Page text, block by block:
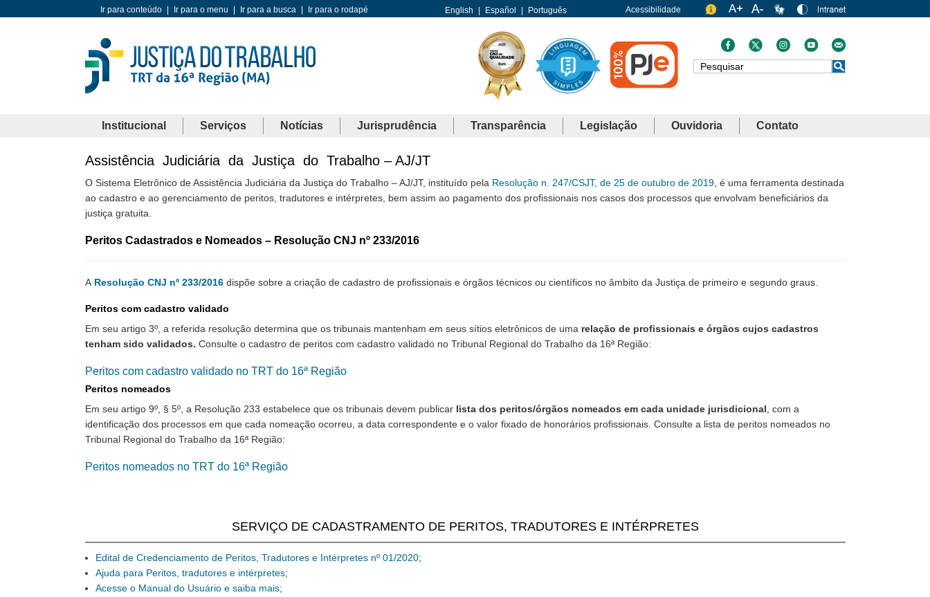
Ir para conteúdo Ir para o menu Ir para a busca Ir para o rodapé English Español Português Acessibilidade
Busca
Institucional Serviços Notícias Jurisprudência Transparência Legislação Ouvidoria Contato
Assistência Judiciária da Justiça do Trabalho – AJ/JT
O Sistema Eletrônico de Assistência Judiciária da Justiça do Trabalho – AJ/JT, instituído pela Resolução n. 247/CSJT, de 25 de outubro de 2019, é uma ferramenta destinada
ao cadastro e ao gerenciamento de peritos, tradutores e intérpretes, bem assim ao pagamento dos profissionais nos casos dos processos que envolvam beneficiários da
justiça gratuita.
Peritos Cadastrados e Nomeados – Resolução CNJ nº 233/2016
A Resolução CNJ nº 233/2016dispõe sobre a criação de cadastro de profissionais e órgãos técnicos ou científicos no âmbito da Justiça de primeiro e segundo graus.
Peritos com cadastro validado
Em seu artigo 3º, a referida resolução determina que os tribunais mantenham em seus sítios eletrônicos de uma relação de profissionais e órgãos cujos cadastros
tenham sido validados. Consulte o cadastro de peritos com cadastro validado no Tribunal Regional do Trabalho da 16ª Região:
Peritos com cadastro validado no TRT do 16ª Região
Peritos nomeados
Em seu artigo 9º, § 5º, a Resolução 233 estabelece que os tribunais devem publicar lista dos peritos/órgãos nomeados em cada unidade jurisdicional , com a
identificação dos processos em que cada nomeação ocorreu, a data correspondente e o valor fixado de honorários profissionais. Consulte a lista de peritos nomeados no
Tribunal Regional do Trabalho da 16ª Região:
Peritos nomeados no TRT do 16ª Região
SERVIÇO DE CADASTRAMENTO DE PERITOS, TRADUTORES E INTÉRPRETES
Edital de Credenciamento de Peritos, Tradutores e Intérpretes nº 01/2020;
Ajuda para Peritos, tradutores e intérpretes;
Acesse o Manual do Usuário e saiba mais;